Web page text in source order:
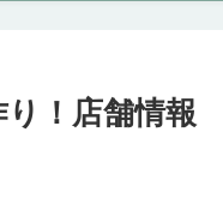
！店舗情報